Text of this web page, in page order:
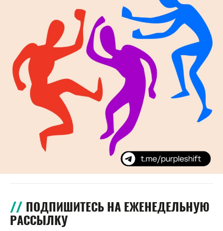
ПОДПИШИТЕСЬ НА ЕЖЕНЕДЕЛЬНУЮ
РАССЫЛКУ